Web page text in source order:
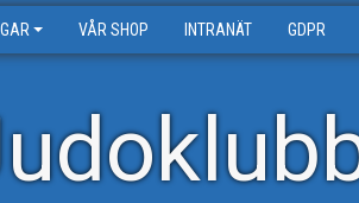
VÅR SHOP INTRANÄT GDPR